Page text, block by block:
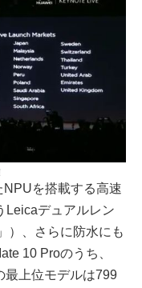
を搭載する高速
Leicaデュアルレン
）、さらに防水にも
10 Proのうち、
最上位モデルは799